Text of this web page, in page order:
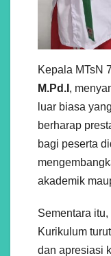
Kepala MTsN
M.Pd.I ,
luar biasa
berharap
bagi peserta
akademik
Sementara itu,
Kurikulum
dan apresiasi